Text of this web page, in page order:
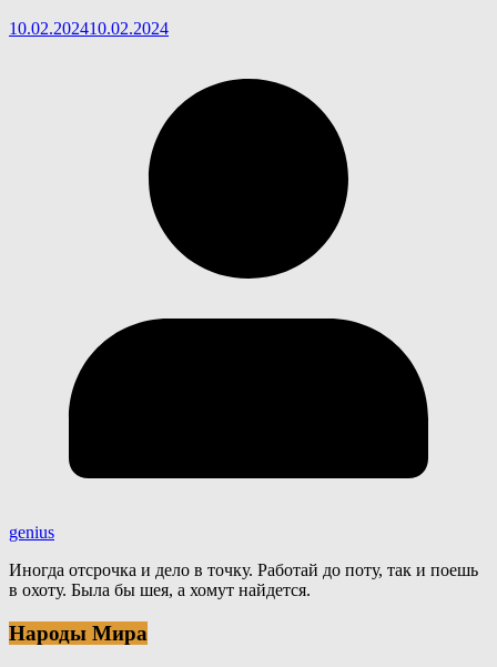
10.02.202410.02.2024
genius
Иногда отсрочка и дело в точку. Работай до поту, так и поешь
в охоту. Была бы шея, а хомут найдется.
Народы Мира